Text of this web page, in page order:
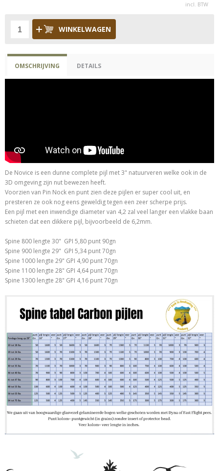
incl. BTW
WINKELWAGEN
OMSCHRIJVING DETAILS
De Novice is een dunne complete pijl met 3" natuurveren welke ook in de
3D omgeving zijn nut bewezen heeft.
Voorzien van Pin Nock en punt zien deze pijlen er super cool uit, en
presteren ze ook nog eens geweldig tegen een zeer scherpe prijs.
Een pijl met een inwendige diameter van 4,2 zal veel langer een vlakke baan
schieten dat een dikkere pijl, bijvoorbeeld de 6,2mm.
Spine 800 lengte 30" GPI 5,80 punt 90gn
Spine 900 lengte 29" GPI 5,34 punt 70gn
Spine 1000 lengte 29" GPI 4,90 punt 70gn
Spine 1100 lengte 28" GPI 4,64 punt 70gn
Spine 1300 lengte 28" GPI 4,16 punt 70gn